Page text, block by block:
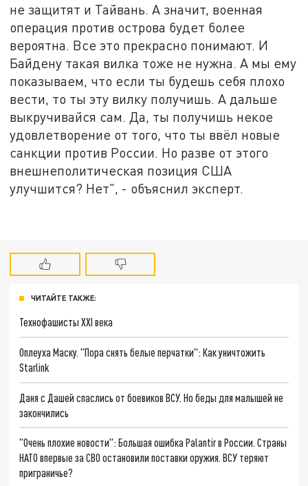
не защитят и Тайвань. А значит, военная
операция против острова будет более
вероятна. Все это прекрасно понимают. И
Байдену такая вилка тоже не нужна. А мы ему
показываем, что если ты будешь себя плохо
вести, то ты эту вилку получишь. А дальше
выкручивайся сам. Да, ты получишь некое
удовлетворение от того, что ты ввёл новые
санкции против России. Но разве от этого
внешнеполитическая позиция США
улучшится? Нет", - объяснил эксперт.
ЧИТАЙТЕ ТАКЖЕ:
Технофашисты XXI века
Оплеуха Маску. "Пора снять белые перчатки": Как уничтожить
Starlink
Даня с Дашей спаслись от боевиков ВСУ. Но беды для малышей не
закончились
"Очень плохие новости": Большая ошибка Palantir в России. Страны
НАТО впервые за СВО остановили поставки оружия. ВСУ теряют
приграничье?